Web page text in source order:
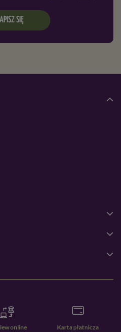
SIĘ
online Karta płatnicza